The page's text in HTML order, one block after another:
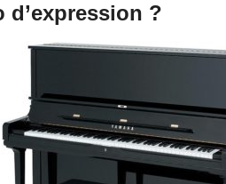
d’expression ?